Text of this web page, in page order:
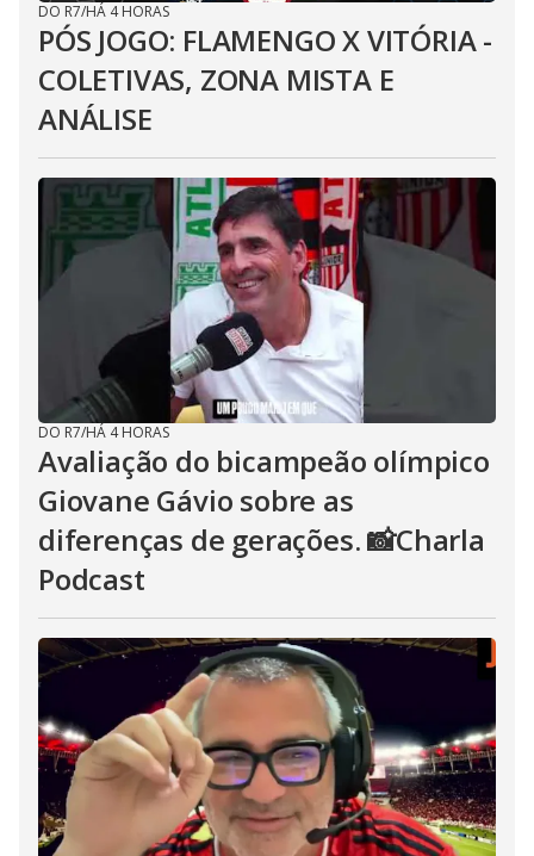
DO R7/HÁ 4 HORAS
PÓS JOGO: FLAMENGO X VITÓRIA -
COLETIVAS, ZONA MISTA E
ANÁLISE
DO R7/HÁ 4 HORAS
Avaliação do bicampeão olímpico
Giovane Gávio sobre as
diferenças de gerações. 📸Charla
Podcast